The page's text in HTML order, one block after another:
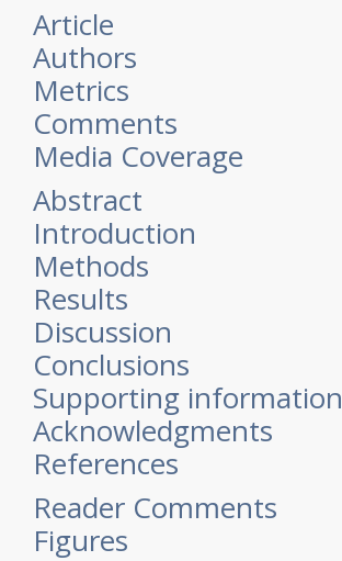
Article
Authors
Metrics
Comments
Media Coverage
Abstract
Introduction
Methods
Results
Discussion
Conclusions
Supporting information
Acknowledgments
References
Reader Comments
Figures